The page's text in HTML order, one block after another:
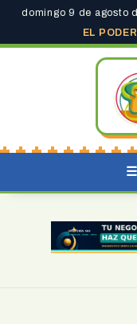
domingo 9 de agosto
EL